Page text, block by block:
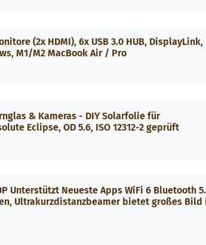
(2x HDMI), 6x USB 3.0 HUB, DisplayLink,
M1/M2 MacBook Air / Pro
& Kameras - DIY Solarfolie für
Eclipse, OD 5.6, ISO 12312-2 geprüft
Unterstützt Neueste Apps WiFi 6 Bluetooth
Ultrakurzdistanzbeamer bietet großes Bild